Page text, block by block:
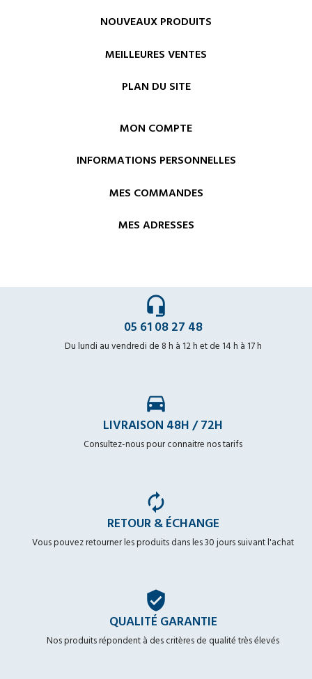
NOUVEAUX PRODUITS
MEILLEURES VENTES
PLAN DU SITE
MON COMPTE
INFORMATIONS PERSONNELLES
MES COMMANDES
MES ADRESSES
headset_mic
05 61 08 27 48
Du lundi au vendredi de 8 h à 12 h et de 14 h à 17 h
time_to_leave
LIVRAISON 48H / 72H
Consultez-nous pour connaitre nos tarifs
autorenew
RETOUR & ÉCHANGE
Vous pouvez retourner les produits dans les 30 jours suivant l'achat
verified_user
QUALITÉ GARANTIE
Nos produits répondent à des critères de qualité très élevés